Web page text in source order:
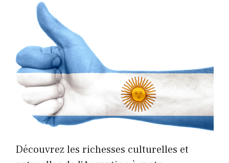
Découvrez les richesses culturelles et